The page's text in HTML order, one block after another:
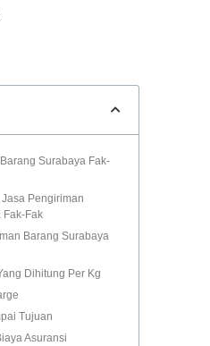
Surabaya Fak-
Pengiriman
Fak-Fak
Barang Surabaya
Dihitung Per Kg
Tujuan
Asuransi